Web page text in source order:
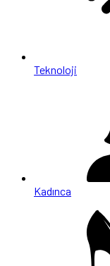
Teknoloji
Kadınca